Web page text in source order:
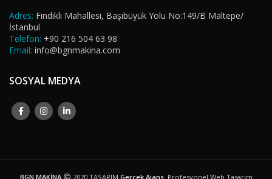
Adres: Fındıklı Mahallesi, Başıbüyük Yolu No:149/B Maltepe/
İstanbul
Telefon: +90 216 504 63 98
Email: info@bgnmakina.com
SOSYAL MEDYA
BGN MAKİNA 2020 TASARIM Gerçek Ajans. Profesyonel Web Tasarım